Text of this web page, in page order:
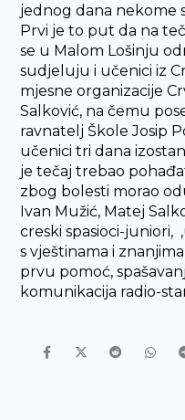
jednog dana nekome
Prvi je to put da na
se u Malom Lošinju
sudjeluju i učenici iz
mjesne organizacije
Salković, na čemu
ravnatelj Škole Josip
učenici tri dana
je tečaj trebao
zbog bolesti morao
Ivan Mužić, Matej
creski spasioci-
s vještinama i
prvu pomoć,
komunikacija radio-